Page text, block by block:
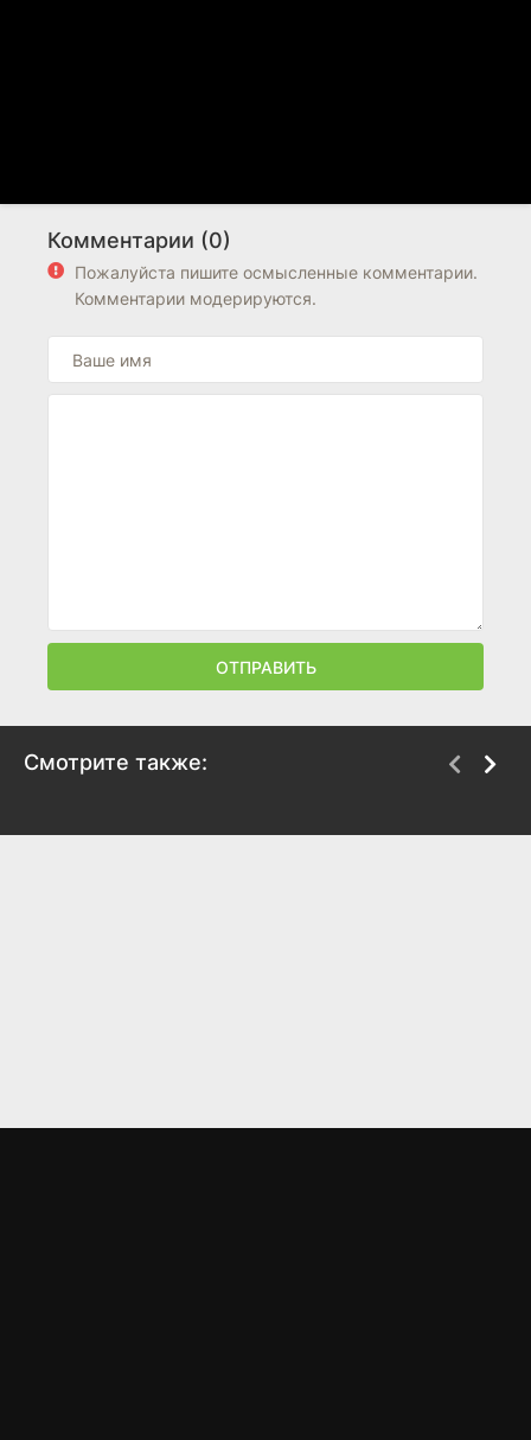
Комментарии (0)
Пожалуйста пишите осмысленные комментарии.
Комментарии модерируются.
ОТПРАВИТЬ
Смотрите также: